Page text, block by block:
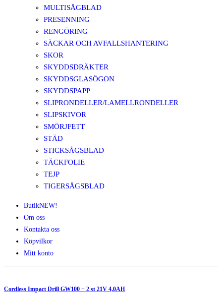
MULTISÅGBLAD
PRESENNING
RENGÖRING
SÄCKAR OCH AVFALLSHANTERING
SKOR
SKYDDSDRÄKTER
SKYDDSGLASÖGON
SKYDDSPAPP
SLIPRONDELLER/LAMELLRONDELLER
SLIPSKIVOR
SMÖRJFETT
STÄD
STICKSÅGSBLAD
TÄCKFOLIE
TEJP
TIGERSÅGSBLAD
ButikNEW!
Om oss
Kontakta oss
Köpvilkor
Mitt konto
Cordless Impact Drill GW100 + 2 st 21V 4,0AH